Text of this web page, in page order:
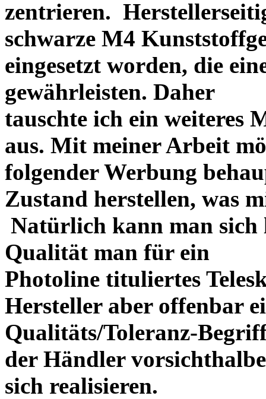
zentrieren.
schwarze M4
eingesetzt worden, die
gewährleisten. Daher
tauschte ich ein weiteres
aus. Mit meiner Arbeit
folgender Werbung
Zustand herstellen, was
Natürlich kann man sich
Qualität man für ein
Photoline tituliertes
Hersteller aber offenbar
Qualitäts/Toleranz-
der Händler
sich realisieren.